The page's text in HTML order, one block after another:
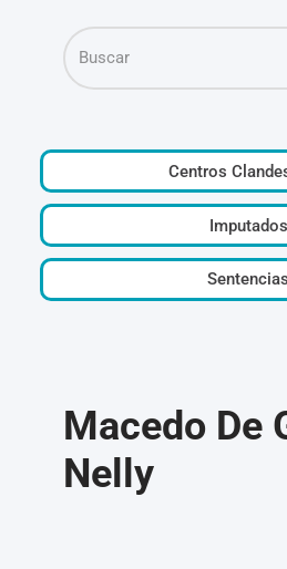
Centros
Imputados
Sentencias
Macedo De
Nelly